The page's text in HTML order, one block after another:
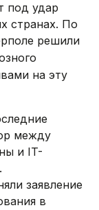
под удар
странах. По
решили
на эту
между
и IT-
заявление
в